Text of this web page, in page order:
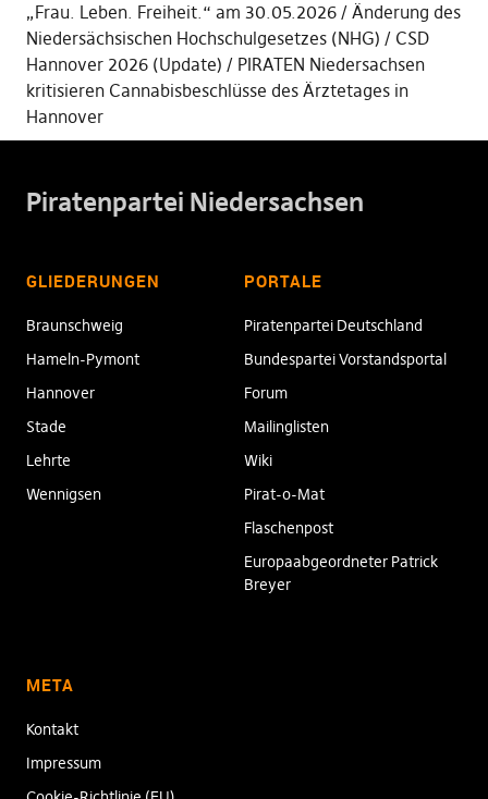
„Frau. Leben. Freiheit.“ am 30.05.2026
Änderung des
Niedersächsischen Hochschulgesetzes (NHG)
CSD
Hannover 2026 (Update)
PIRATEN Niedersachsen
kritisieren Cannabisbeschlüsse des Ärztetages in
Hannover
Piratenpartei Niedersachsen
GLIEDERUNGEN
Braunschweig
Hameln-Pymont
Hannover
Stade
Lehrte
Wennigsen
PORTALE
Piratenpartei Deutschland
Bundespartei Vorstandsportal
Forum
Mailinglisten
Wiki
Pirat-o-Mat
Flaschenpost
Europaabgeordneter Patrick
Breyer
META
Kontakt
Impressum